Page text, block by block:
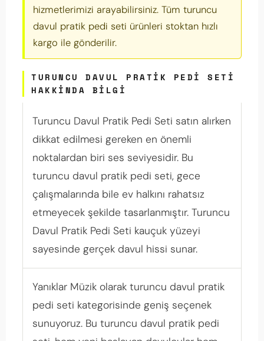
hizmetlerimizi arayabilirsiniz. Tüm turuncu
davul pratik pedi seti ürünleri stoktan hızlı
kargo ile gönderilir.
TURUNCU DAVUL PRATIK PEDI SETI
HAKKINDA BILGI
Turuncu Davul Pratik Pedi Seti satın alırken
dikkat edilmesi gereken en önemli
noktalardan biri ses seviyesidir. Bu
turuncu davul pratik pedi seti, gece
çalışmalarında bile ev halkını rahatsız
etmeyecek şekilde tasarlanmıştır. Turuncu
Davul Pratik Pedi Seti kauçuk yüzeyi
sayesinde gerçek davul hissi sunar.
Yanıklar Müzik olarak turuncu davul pratik
pedi seti kategorisinde geniş seçenek
sunuyoruz. Bu turuncu davul pratik pedi